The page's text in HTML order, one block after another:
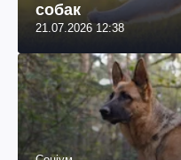
собак
21.07.2026 12:38